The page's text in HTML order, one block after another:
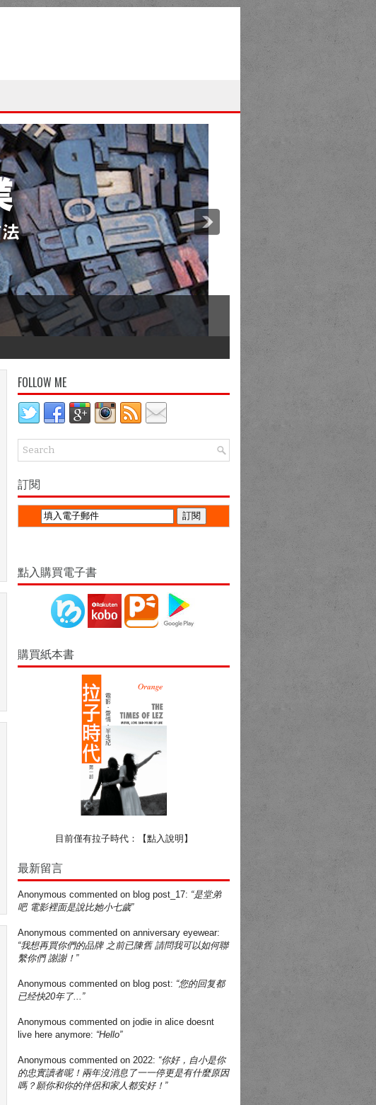
FOLLOW ME
訂閱
點入購買電子書
購買紙本書
目前僅有拉子時代： 【點入說明】
最新留言
Anonymous commented on blog post_17: “是堂弟
吧 電影裡面是說比她小七歲”
Anonymous commented on anniversary eyewear:
“我想再買你們的品牌 之前已陳舊 請問我可以如何聯
繫你們 謝謝！”
Anonymous commented on blog post: “您的回复都
已经快20年了...”
Anonymous commented on jodie in alice doesnt
live here anymore: “Hello”
Anonymous commented on 2022: “你好，自小是你
的忠實讀者呢！兩年沒消息了一一停更是有什麼原因
嗎？願你和你的伴侶和家人都安好！”